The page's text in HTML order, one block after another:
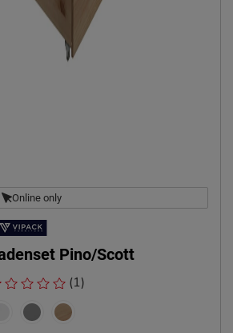
Online only
Pino/Scott
(1)